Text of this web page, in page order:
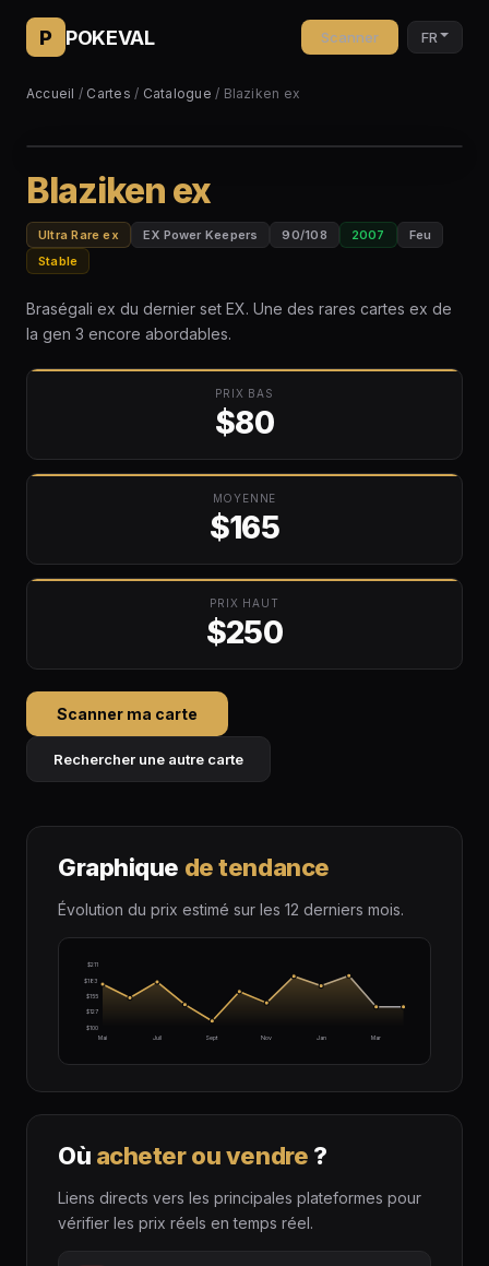
P POKEVAL Scanner FR
Accueil / Cartes / Catalogue / Blaziken ex
Blaziken ex
Ultra Rare ex EX Power Keepers 90/108 2007
Feu
Stable
Braségali ex du dernier set EX. Une des rares cartes ex de
la gen 3 encore abordables.
PRIX BAS
$80
MOYENNE
$165
PRIX HAUT
$250
Scanner ma carte
Rechercher une autre carte
Graphique de tendance
Évolution du prix estimé sur les 12 derniers mois.
$100
$127
$155
$183
$211
Mai Juil Sept Nov Jan Mar
Où acheter ou vendre ?
Liens directs vers les principales plateformes pour
vérifier les prix réels en temps réel.